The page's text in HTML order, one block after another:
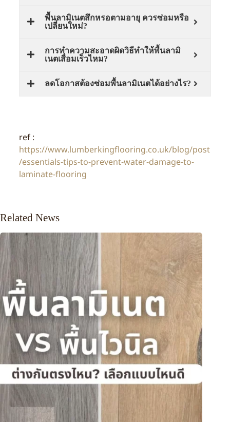
พื้นลามิเนตสึกหรอตามอายุ ควรซ่อมหรือ
เปลี่ยนใหม่?
การทำความสะอาดผิดวิธีทำให้พื้นลามิ
เนตเสื่อมเร็วไหม?
ลดโอกาสต้องซ่อมพื้นลามิเนตได้อย่างไร?
ref :
https://www.lumberkingflooring.co.uk/blog/post
/essentials-tips-to-prevent-water-damage-to-
laminate-flooring
Related News